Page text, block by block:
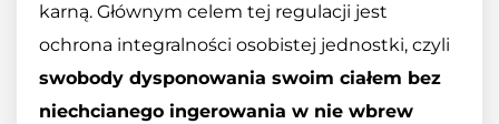
karną. Głównym celem tej regulacji jest
ochrona integralności osobistej jednostki, czyli
swobody dysponowania swoim ciałem bez
niechcianego ingerowania w nie wbrew